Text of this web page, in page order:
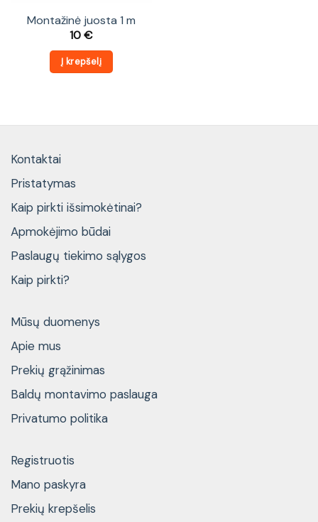
Montažinė juosta 1 m
10€
Į krepšelį
Kontaktai
Pristatymas
Kaip pirkti išsimokėtinai?
Apmokėjimo būdai
Paslaugų tiekimo sąlygos
Kaip pirkti?
Mūsų duomenys
Apie mus
Prekių grąžinimas
Baldų montavimo paslauga
Privatumo politika
Registruotis
Mano paskyra
Prekių krepšelis